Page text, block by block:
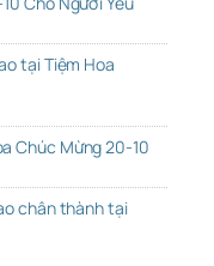
tại Tiệm Hoa
Chúc Mừng 20-10
chân thành tại